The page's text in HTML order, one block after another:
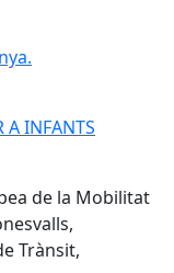
A INFANTS
A INFANTS
de la Mobilitat
Trànsit,